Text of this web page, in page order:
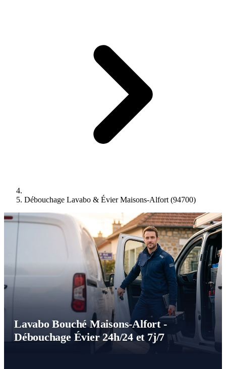
Débouchage Lavabo & Évier Maisons-Alfort (94700)
Lavabo Bouché Maisons-Alfort -
Débouchage Évier 24h/24 et 7j/7